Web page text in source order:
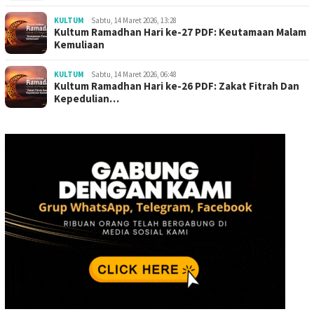
KULTUM Sabtu, 14 Maret 2026, 13:28
Kultum Ramadhan Hari ke-27 PDF: Keutamaan Malam
Kemuliaan
KULTUM Sabtu, 14 Maret 2026, 06:48
Kultum Ramadhan Hari ke-26 PDF: Zakat Fitrah Dan
Kepedulian…